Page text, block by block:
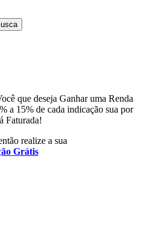
que deseja Ganhar uma Renda
a 15% de cada indicação sua por
Faturada!
realize a sua
Grátis